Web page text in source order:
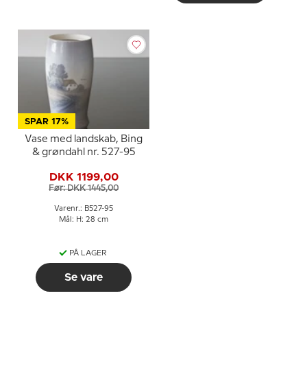
SPAR 17%
Vase med landskab, Bing
& grøndahl nr. 527-95
DKK 1199,00
Før: DKK 1445,00
Varenr.: B527-95
Mål: H: 28 cm
PÅ LAGER
Se vare